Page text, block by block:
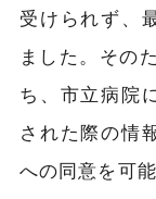
受けられず、
ました。その
ち、市立病院
された際の情
への同意を可